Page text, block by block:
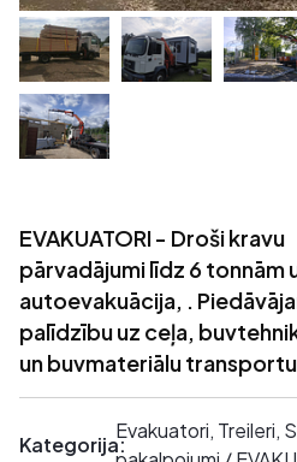
EVAKUATORI - Droši kravu
pārvadājumi līdz 6 tonnām
autoevakuācija, .
palīdzību uz ceļa,
un buvmateriālu
Kategorija:
Evakuatori, Treileri,